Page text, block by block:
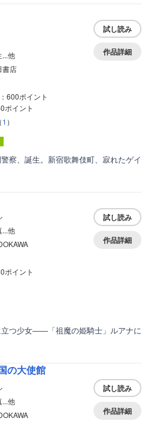
...他
書店
600ポイント
ポイント
（1 ）
試し読み
作品詳細
察、誕生。新宿歌舞伎町、寂れたゲイ
...他
ポイント
試し読み
作品詳細
つ少女――「祖魔の姫騎士」ルアナに
の大使館
...他
試し読み
作品詳細